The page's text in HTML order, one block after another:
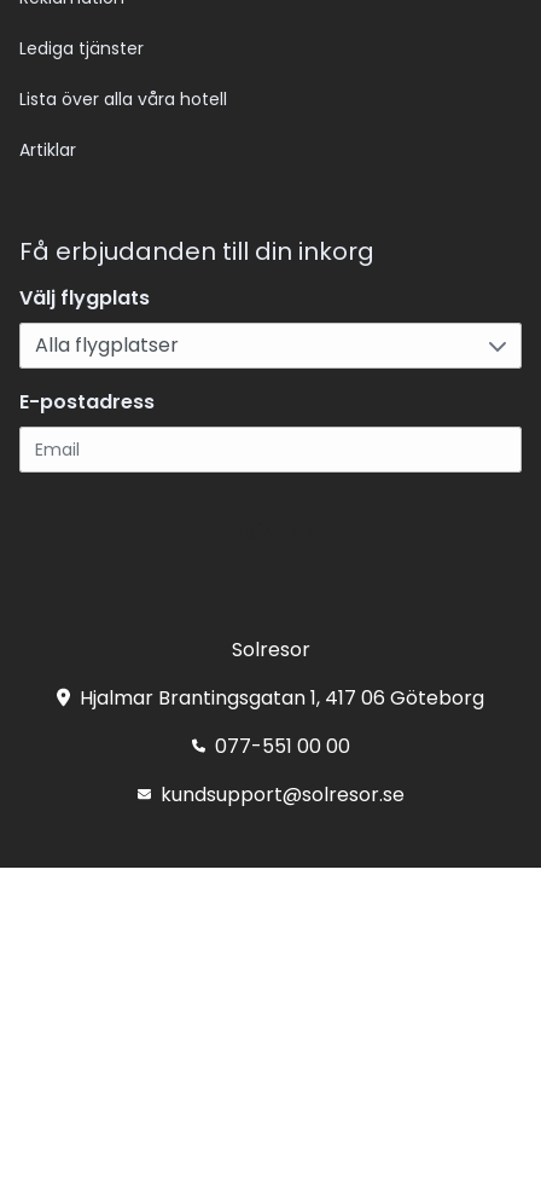
Lediga tjänster
Lista över alla våra hotell
Artiklar
Få erbjudanden till din inkorg
Välj flygplats
E-postadress
Solresor
Hjalmar Brantingsgatan 1, 417 06 Göteborg
077-551 00 00
kundsupport@solresor.se